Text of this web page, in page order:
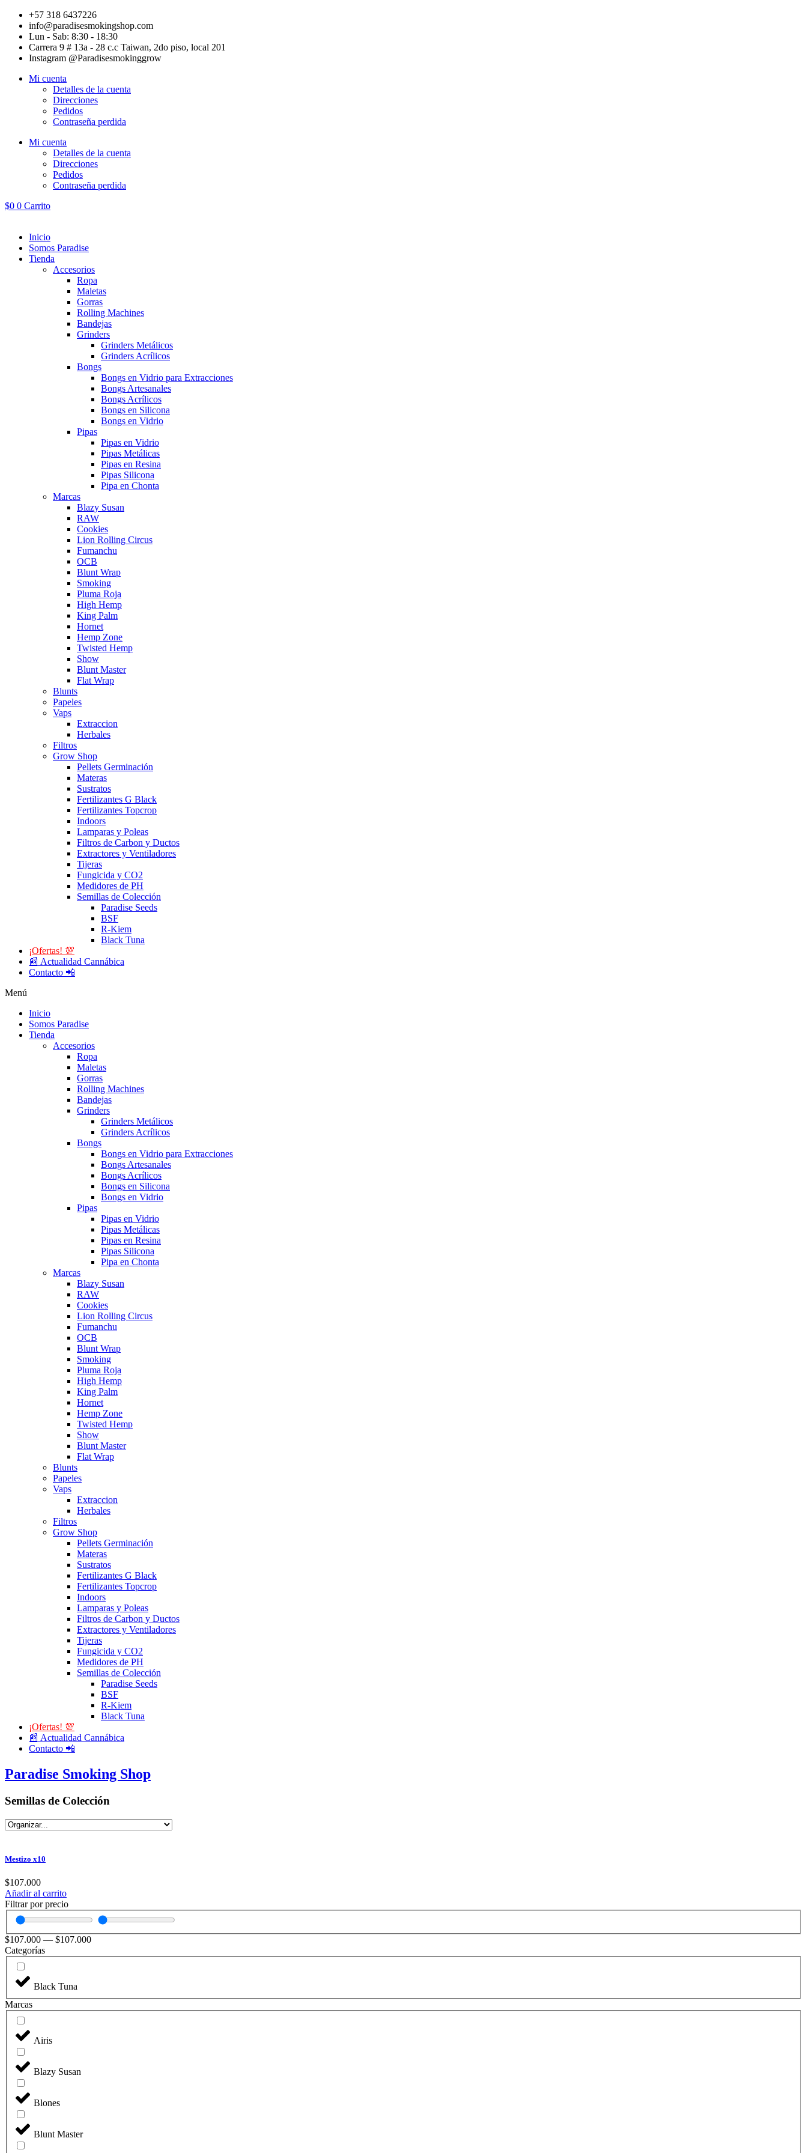
contenido
+57 318 6437226
info@paradisesmokingshop.com
Lun - Sab: 8:30 - 18:30
Carrera 9 # 13a - 28 c.c Taiwan, 2do piso, local 201
Instagram @Paradisesmokinggrow
Mi cuenta
Detalles de la cuenta
Direcciones
Pedidos
Contraseña perdida
Mi cuenta
Detalles de la cuenta
Direcciones
Pedidos
Contraseña perdida
$0 0 Carrito
Inicio
Somos Paradise
Tienda
Accesorios
Ropa
Maletas
Gorras
Rolling Machines
Bandejas
Grinders
Grinders Metálicos
Grinders Acrílicos
Bongs
Bongs en Vidrio para Extracciones
Bongs Artesanales
Bongs Acrílicos
Bongs en Silicona
Bongs en Vidrio
Pipas
Pipas en Vidrio
Pipas Metálicas
Pipas en Resina
Pipas Silicona
Pipa en Chonta
Marcas
Blazy Susan
RAW
Cookies
Lion Rolling Circus
Fumanchu
OCB
Blunt Wrap
Smoking
Pluma Roja
High Hemp
King Palm
Hornet
Hemp Zone
Twisted Hemp
Show
Blunt Master
Flat Wrap
Blunts
Papeles
Vaps
Extraccion
Herbales
Filtros
Grow Shop
Pellets Germinación
Materas
Sustratos
Fertilizantes G Black
Fertilizantes Topcrop
Indoors
Lamparas y Poleas
Filtros de Carbon y Ductos
Extractores y Ventiladores
Tijeras
Fungicida y CO2
Medidores de PH
Semillas de Colección
Paradise Seeds
BSF
R-Kiem
Black Tuna
¡Ofertas! 💯
📰 Actualidad Cannábica
Contacto 📲
Menú
Inicio
Somos Paradise
Tienda
Accesorios
Ropa
Maletas
Gorras
Rolling Machines
Bandejas
Grinders
Grinders Metálicos
Grinders Acrílicos
Bongs
Bongs en Vidrio para Extracciones
Bongs Artesanales
Bongs Acrílicos
Bongs en Silicona
Bongs en Vidrio
Pipas
Pipas en Vidrio
Pipas Metálicas
Pipas en Resina
Pipas Silicona
Pipa en Chonta
Marcas
Blazy Susan
RAW
Cookies
Lion Rolling Circus
Fumanchu
OCB
Blunt Wrap
Smoking
Pluma Roja
High Hemp
King Palm
Hornet
Hemp Zone
Twisted Hemp
Show
Blunt Master
Flat Wrap
Blunts
Papeles
Vaps
Extraccion
Herbales
Filtros
Grow Shop
Pellets Germinación
Materas
Sustratos
Fertilizantes G Black
Fertilizantes Topcrop
Indoors
Lamparas y Poleas
Filtros de Carbon y Ductos
Extractores y Ventiladores
Tijeras
Fungicida y CO2
Medidores de PH
Semillas de Colección
Paradise Seeds
BSF
R-Kiem
Black Tuna
¡Ofertas! 💯
📰 Actualidad Cannábica
Contacto 📲
Paradise Smoking Shop
Semillas de Colección
Mestizo x10
$107.000
Añadir al carrito
Filtrar por precio
$107.000 — $107.000
Categorías
Black Tuna
Marcas
Airis
Blazy Susan
Blones
Blunt Master